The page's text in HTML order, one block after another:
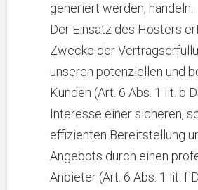
generiert werden, handeln.
Der Einsatz des Hosters
Zwecke der
unseren potenziellen und
Kunden (Art. 6 Abs. 1 lit. b
Interesse einer sicheren,
effizienten Bereitstellung
Angebots durch einen
Anbieter (Art. 6 Abs. 1 lit. f